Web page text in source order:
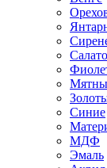
Синие
МДФ
Эмаль